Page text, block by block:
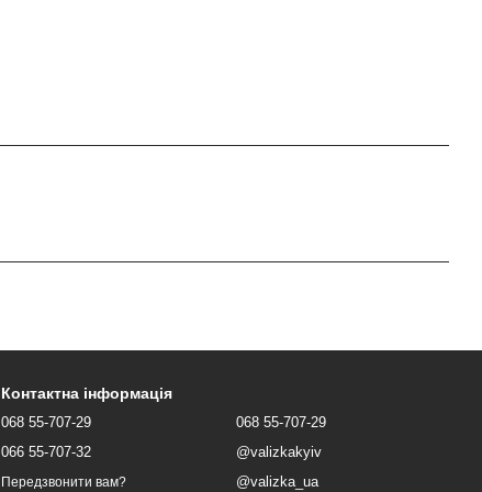
Контактна інформація
068 55-707-29
066 55-707-32
Передзвонити вам?
068 55-707-29
@valizkakyiv
@valizka_ua